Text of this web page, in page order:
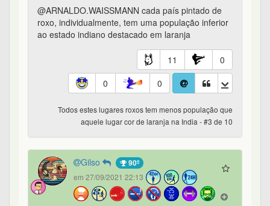
@ARNALDO.WAISSMANN cada país pintado de
roxo, individualmente, tem uma população inferior
ao estado indiano destacado em laranja
11
0
0
0
Todos estes lugares roxos tem menos população que
aquele lugar cor de laranja na India - #3 de 10
Gilso 90º
em 27/09/2021 22:13